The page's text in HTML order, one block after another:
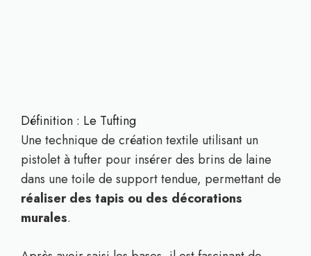
Définition : Le Tufting
Une technique de création textile utilisant un
pistolet à tufter pour insérer des brins de laine
dans une toile de support tendue, permettant de
réaliser des tapis ou des décorations
murales.